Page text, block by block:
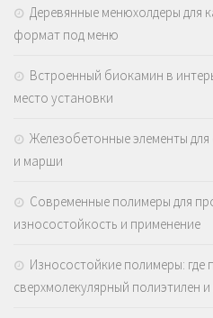
Деревянные менюхолдеры для
формат под меню
Встроенный биокамин в
место установки
Железобетонные элементы для
и марши
Современные полимеры для
износостойкость и применение
Износостойкие полимеры: где
сверхмолекулярный полиэтилен